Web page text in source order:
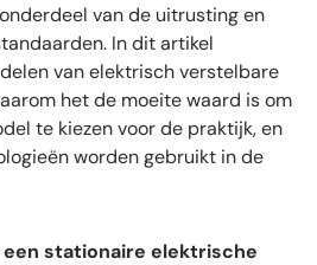
van de uitrusting en
In dit artikel
van elektrisch verstelbare
het de moeite waard is om
te kiezen voor de praktijk, en
worden gebruikt in de
een stationaire elektrische